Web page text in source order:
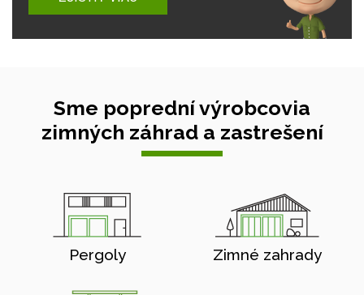
Sme poprední výrobcovia
zimných záhrad a zastrešení
Pergoly Zimné zahrady